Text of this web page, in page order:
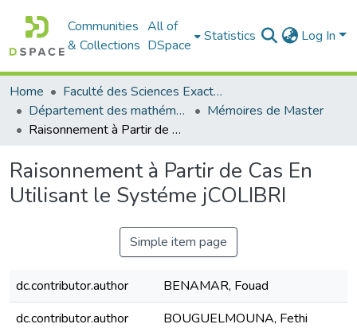
Communities
& Collections
All of
DSpace
Statistics Log In
Home
Faculté des Sciences Exactes et de l'Informatique
Département des mathématiques et informatique
Mémoires de Master
Raisonnement à Partir de Cas En Utilisant le Systéme jCOLIBRI
Raisonnement à Partir de Cas En
Utilisant le Systéme jCOLIBRI
Simple item page
dc.contributor.author
BENAMAR, Fouad
dc.contributor.author
BOUGUELMOUNA, Fethi